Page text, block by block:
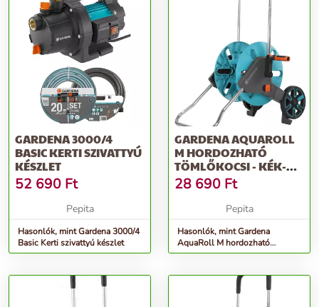
GARDENA 3000/4
BASIC KERTI SZIVATTYÚ
KÉSZLET
52 690 Ft
Pepita
Hasonlók, mint Gardena 3000/4
Basic Kerti szivattyú készlet
GARDENA AQUAROLL
M HORDOZHATÓ
TÖMLŐKOCSI - KÉK-
SZÜRKE
28 690 Ft
Pepita
Hasonlók, mint Gardena
AquaRoll M hordozható
Tömlőkocsi - kék-szürke